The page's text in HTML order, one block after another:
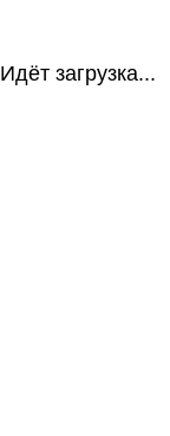
Идёт загрузка...